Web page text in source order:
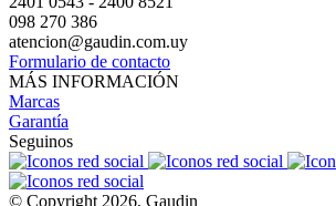
098 270 386
atencion@gaudin.com.uy
Formulario de contacto
MÁS INFORMACIÓN
Marcas
Garantía
Seguinos
© Copyright 2026, Gaudin